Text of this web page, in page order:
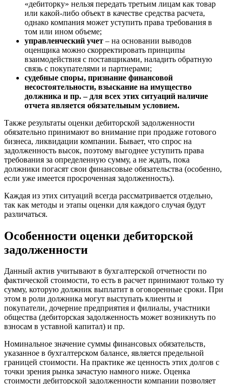
«дебиторку» нельзя передать третьим лицам как товар
или какой-либо объект в качестве средства расчета,
однако компания может уступить права требования в
том или ином объеме;
управленческий учет – на основании выводов
оценщика можно скорректировать принципы
взаимодействия с поставщиками, наладить обратную
связь с покупателями и партнерами;
судебные споры, признание финансовой
несостоятельности, взыскание на имущество
должника и пр. – для всех этих ситуаций наличие
отчета является обязательным условием.
Также результаты оценки дебиторской задолженности
обязательно принимают во внимание при продаже готового
бизнеса, ликвидации компании. Бывает, что спрос на
задолженность высок, поэтому выгоднее уступить права
требования за определенную сумму, а не ждать, пока
должники погасят свои финансовые обязательства (особенно,
если уже имеется просроченная задолженность).
Каждая из этих ситуаций всегда рассматривается отдельно,
так как методы и этапы оценки для каждого случая будут
различаться.
Особенности оценки дебиторской
задолженности
Данный актив учитывают в бухгалтерской отчетности по
фактической стоимости, то есть в расчет принимают только ту
сумму, которую должник выплатит в оговоренные сроки. При
этом в роли должника могут выступать клиенты и
покупатели, дочерние предприятия и филиалы, участники
общества (дебиторская задолженность может возникнуть по
взносам в уставной капитал) и пр.
Номинальное значение суммы финансовых обязательств,
указанное в бухгалтерском балансе, является предельной
границей стоимости. На практике же ценность этих долгов с
точки зрения рынка зачастую намного ниже. Оценка
стоимости дебиторской задолженности компании позволяет
Боровичи
Бронницы
Бугульма
Бугуруслан
Бузулук
Буйнакск
Валдай
Валуйки
Великие Луки
Великий Новгород
Великий Устюг
Верещагино
Верхний Уфалей
Верхняя Салда
Видное
Владикавказ
Владимир
Волгоград
Волгодонск
Волжск
Волжский
Вологда
Волоколамск
Волосово
Волхов